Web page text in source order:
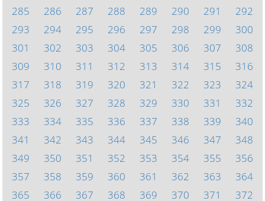
285
286 287 288 289 290 291
292
293
294 295 296 297 298 299
300
301
302 303 304 305 306 307
308
309
310 311 312 313 314 315
316
317
318 319 320 321 322 323
324
325
326 327 328 329 330 331
332
333
334 335 336 337 338 339
340
341
342 343 344 345 346 347
348
349
350 351 352 353 354 355
356
357
358 359 360 361 362 363
364
365
366 367 368 369 370 371 372